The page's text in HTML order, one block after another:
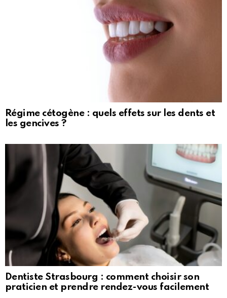
Régime cétogène : quels effets sur les dents et
les gencives ?
Dentiste Strasbourg : comment choisir son
praticien et prendre rendez-vous facilement